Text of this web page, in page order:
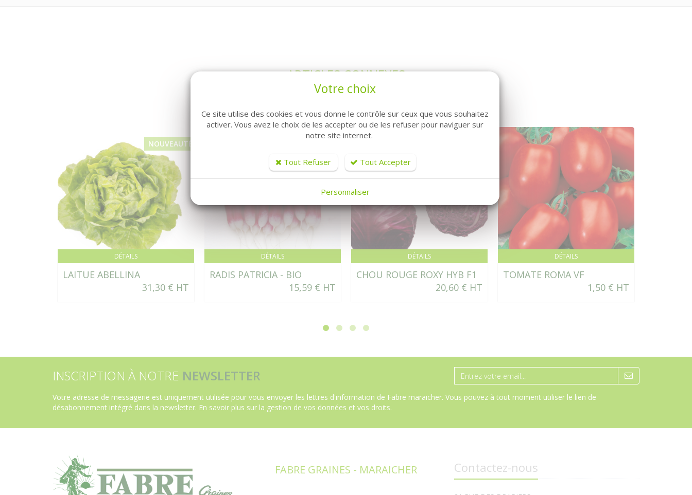
ARTICLES CONNEXES
DÉTAILS
NOUVEAUTÉ
LAITUE ABELLINA
31,30 € HT
DÉTAILS
RADIS PATRICIA - BIO
15,59 € HT
DÉTAILS
CHOU ROUGE ROXY HYB F1
20,60 € HT
DÉTAILS
TOMATE ROMA VF
1,50 € HT
INSCRIPTION À NOTRE NEWSLETTER
Votre adresse de messagerie est uniquement utilisée pour vous envoyer les lettres d'information de Fabre maraicher. Vous pouvez à tout moment utiliser le lien de
désabonnement intégré dans la newsletter. En savoir plus sur la gestion de vos données et vos droits.
FABRE GRAINES - MARAICHER Contactez-nous
Votre choix
Ce site utilise des cookies et vous donne le contrôle sur ceux que vous souhaitez
activer. Vous avez le choix de les accepter ou de les refuser pour naviguer sur
notre site internet.
Tout Refuser Tout Accepter
Personnaliser